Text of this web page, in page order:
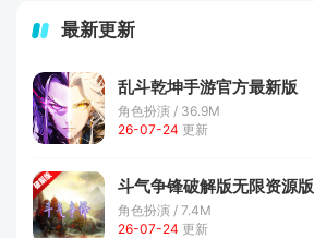
最新更新
乱斗乾坤手游官方最新版
角色扮演 / 36.9M
26-07-24 更新
斗气争锋破解版无限资源版
角色扮演 / 7.4M
26-07-24 更新